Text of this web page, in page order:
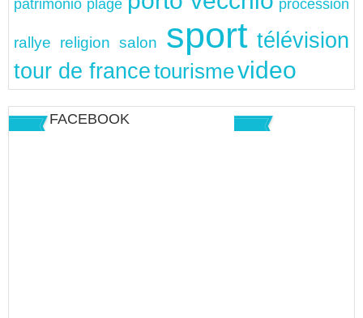
patrimonio plage procession
rallye religion salon sport télévision
tour de francetourismevideo
FACEBOOK